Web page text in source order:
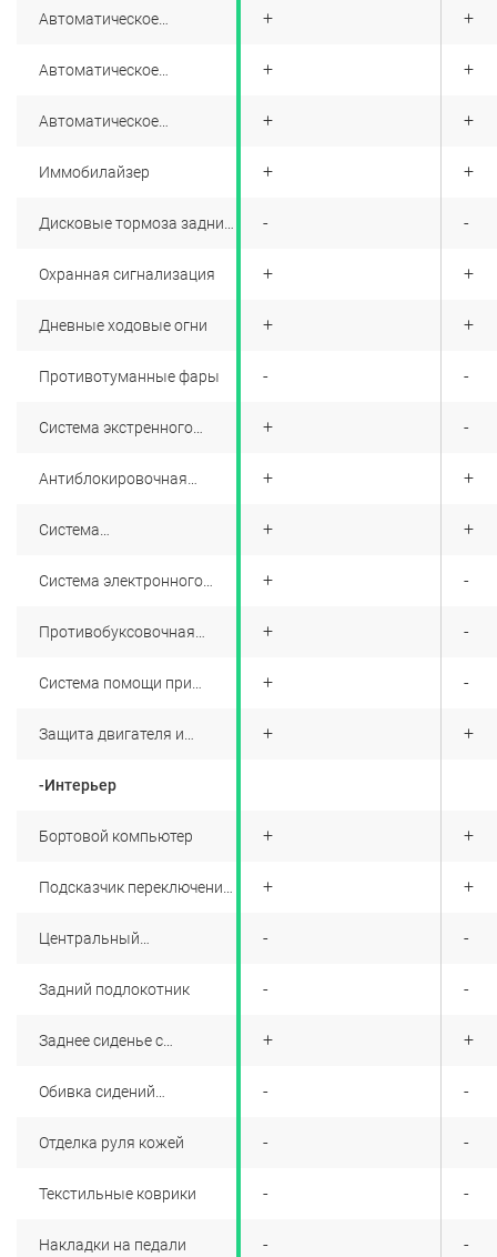
Автоматическое
Автоматическое
экстренном торможении
Автоматическое
сигнализации при
Иммобилайзер
Дисковые тормоза задних
Охранная сигнализация
Дневные ходовые огни
Противотуманные фары
Система экстренного
Антиблокировочная
тормозных сил (ABS, EBD)
Система
Система электронного
отключения
Противобуксовочная
Система помощи при
Защита двигателя и
-Интерьер
Бортовой компьютер
Подсказчик переключения
Центральный
Задний подлокотник
Заднее сиденье с
Обивка сидений
(по выбору) черный/
Отделка руля кожей
Текстильные коврики
Накладки на педали
+
+
+
+
+
+
+
+
+
+
+
+
+
+
+
+
+
+
+
+
+
+
+
+
+
+
+
+
-
+
+
-
+
+
+
+
+
+
+
+
+
-
-
+
-
-
-
-
+
+
+
+
-
+
+
-
-
+
+
-
-
-
+
+
+
-
-
+
-
-
-
-